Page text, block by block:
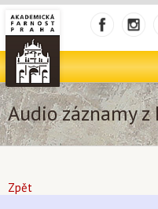
Audio záznamy
Zpět